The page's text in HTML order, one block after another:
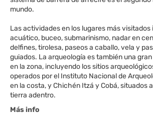
mundo.
Las actividades en los lugares más
acuático, buceo, submarinismo, nadar en
delfines, tirolesa, paseos a caballo, vela y
guiados. La arqueología es también una
en la zona, incluyendo los sitios
operados por el Instituto Nacional de
en la costa, y Chichén Itzá y Cobá, situados
tierra adentro.
Más info